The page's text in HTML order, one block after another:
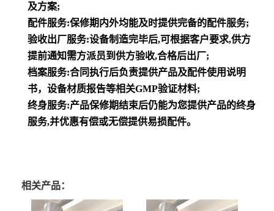
及方案;
配件服务:保修期内外均能及时提供完备的配件服务;
验收出厂服务:设备制造完毕后,可根据客户要求,供方
提前通知需方派员到供方验收,合格后出厂;
档案服务:合同执行后负责提供产品及配件使用说明
书，设备材质报告等相关GMP验证材料;
终身服务:产品保修期结束后仍能为您提供产品的终身
服务,并优惠有偿或无偿提供易损配件。
相关产品：